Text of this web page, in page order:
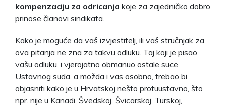
kompenzaciju za odricanja koje za zajedničko dobro
prinose članovi sindikata.
Kako je moguće da vaš izvjestitelj, ili vaš stručnjak za
ova pitanja ne zna za takvu odluku. Taj koji je pisao
vašu odluku, i vjerojatno obmanuo ostale suce
Ustavnog suda, a možda i vas osobno, trebao bi
objasniti kako je u Hrvatskoj nešto protuustavno, što
npr. nije u Kanadi, Švedskoj, Švicarskoj, Turskoj,